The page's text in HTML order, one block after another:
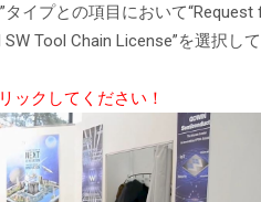
タイプとの項目において“Request
SW Tool Chain License”を選択し
ックしてください！